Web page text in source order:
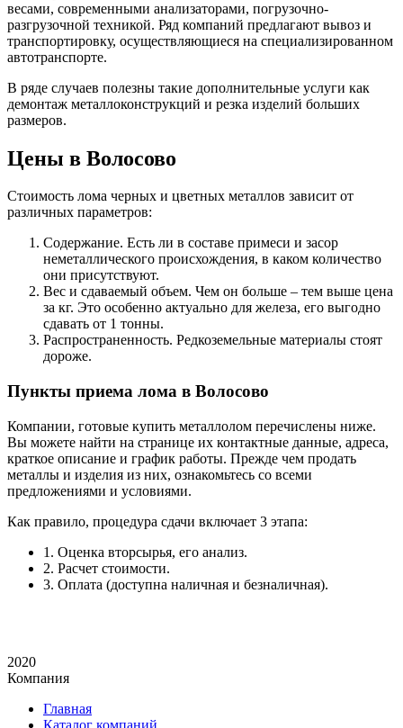
весами, современными анализаторами, погрузочно-
разгрузочной техникой. Ряд компаний предлагают вывоз и
транспортировку, осуществляющиеся на специализированном
автотранспорте.
В ряде случаев полезны такие дополнительные услуги как
демонтаж металлоконструкций и резка изделий больших
размеров.
Цены в Волосово
Стоимость лома черных и цветных металлов зависит от
различных параметров:
Содержание. Есть ли в составе примеси и засор
неметаллического происхождения, в каком количество
они присутствуют.
Вес и сдаваемый объем. Чем он больше – тем выше цена
за кг. Это особенно актуально для железа, его выгодно
сдавать от 1 тонны.
Распространенность. Редкоземельные материалы стоят
дороже.
Пункты приема лома в Волосово
Компании, готовые купить металлолом перечислены ниже.
Вы можете найти на странице их контактные данные, адреса,
краткое описание и график работы. Прежде чем продать
металлы и изделия из них, ознакомьтесь со всеми
предложениями и условиями.
Как правило, процедура сдачи включает 3 этапа:
1. Оценка вторсырья, его анализ.
2. Расчет стоимости.
3. Оплата (доступна наличная и безналичная).
2020
Компания
Главная
Каталог компаний